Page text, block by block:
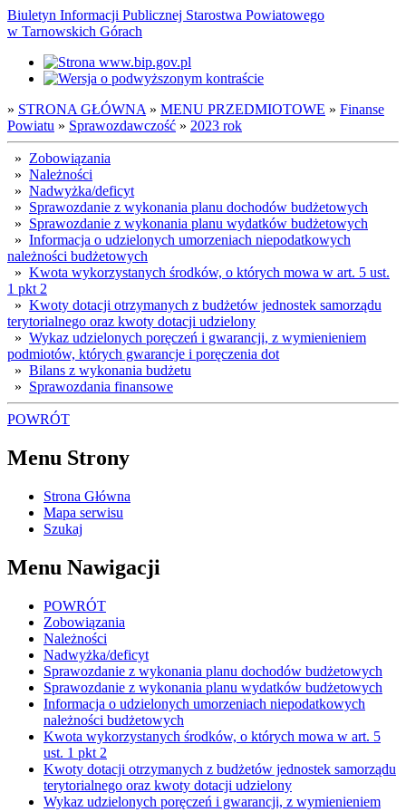
Biuletyn Informacji Publicznej Starostwa Powiatowego
w Tarnowskich Górach
» STRONA GŁÓWNA » MENU PRZEDMIOTOWE » Finanse
Powiatu » Sprawozdawczość » 2023 rok
» Zobowiązania
» Należności
» Nadwyżka/deficyt
» Sprawozdanie z wykonania planu dochodów budżetowych
» Sprawozdanie z wykonania planu wydatków budżetowych
» Informacja o udzielonych umorzeniach niepodatkowych
należności budżetowych
» Kwota wykorzystanych środków, o których mowa w art. 5 ust.
1 pkt 2
» Kwoty dotacji otrzymanych z budżetów jednostek samorządu
terytorialnego oraz kwoty dotacji udzielony
» Wykaz udzielonych poręczeń i gwarancji, z wymienieniem
podmiotów, których gwarancje i poręczenia dot
» Bilans z wykonania budżetu
» Sprawozdania finansowe
POWRÓT
Menu Strony
Strona Główna
Mapa serwisu
Szukaj
Menu Nawigacji
POWRÓT
Zobowiązania
Należności
Nadwyżka/deficyt
Sprawozdanie z wykonania planu dochodów budżetowych
Sprawozdanie z wykonania planu wydatków budżetowych
Informacja o udzielonych umorzeniach niepodatkowych
należności budżetowych
Kwota wykorzystanych środków, o których mowa w art. 5
ust. 1 pkt 2
Kwoty dotacji otrzymanych z budżetów jednostek samorządu
terytorialnego oraz kwoty dotacji udzielony
Wykaz udzielonych poręczeń i gwarancji, z wymienieniem